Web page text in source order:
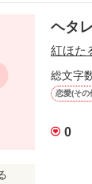
ヘタ
紅ほた
総文字
恋愛(その
0